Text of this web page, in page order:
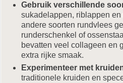
Gebruik verschillende
sukadelappen, riblappen
andere soorten rundvlees
runderschenkel of
bevatten veel collageen en
extra rijke smaak.
Experimenteer met
traditionele kruiden en